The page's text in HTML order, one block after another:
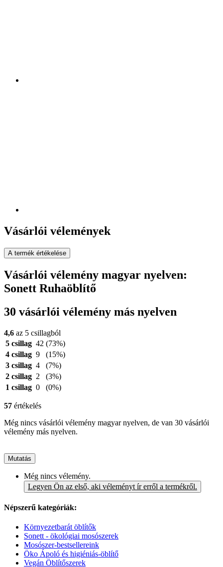
Vásárlói vélemények
A termék értékelése
Vásárlói vélemény magyar nyelven:
Sonett Ruhaöblítő
30 vásárlói vélemény más nyelven
4,6 az 5 csillagból
5 csillag 42 (73%)
4 csillag 9
(15%)
3 csillag 4
(7%)
2 csillag 2
(3%)
1 csillag 0 (0%)
57 értékelés
Még nincs vásárlói vélemény magyar nyelven, de van 30 vásárlói
vélemény más nyelven.
Mutatás
Még nincs vélemény.
Legyen Ön az első, aki véleményt ír erről a termékről.
Népszerű kategóriák:
Környezetbarát öblítők
Sonett - ökológiai mosószerek
Mosószer-bestsellereink
Öko Ápoló és higiéniás-öblítő
Vegán Öblítőszerek